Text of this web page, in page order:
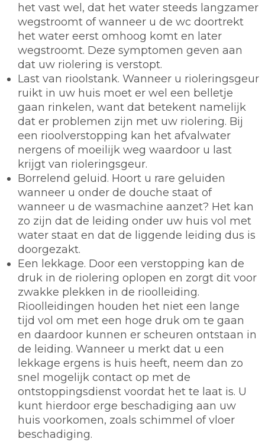
het vast wel, dat het water steeds langzamer
wegstroomt of wanneer u de wc doortrekt
het water eerst omhoog komt en later
wegstroomt. Deze symptomen geven aan
dat uw riolering is verstopt.
Last van rioolstank. Wanneer u rioleringsgeur
ruikt in uw huis moet er wel een belletje
gaan rinkelen, want dat betekent namelijk
dat er problemen zijn met uw riolering. Bij
een rioolverstopping kan het afvalwater
nergens of moeilijk weg waardoor u last
krijgt van rioleringsgeur.
Borrelend geluid. Hoort u rare geluiden
wanneer u onder de douche staat of
wanneer u de wasmachine aanzet? Het kan
zo zijn dat de leiding onder uw huis vol met
water staat en dat de liggende leiding dus is
doorgezakt.
Een lekkage. Door een verstopping kan de
druk in de riolering oplopen en zorgt dit voor
zwakke plekken in de rioolleiding.
Rioolleidingen houden het niet een lange
tijd vol om met een hoge druk om te gaan
en daardoor kunnen er scheuren ontstaan in
de leiding. Wanneer u merkt dat u een
lekkage ergens is huis heeft, neem dan zo
snel mogelijk contact op met de
ontstoppingsdienst voordat het te laat is. U
kunt hierdoor erge beschadiging aan uw
huis voorkomen, zoals schimmel of vloer
beschadiging.